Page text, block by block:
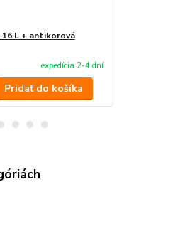
L + antikorová
expedícia 2-4 dní
Pridať do košíka